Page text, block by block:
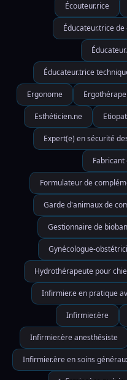
Écouteur.rice
Éducateur.trice
Éducateur.trice
Ergonome
Esthéticien.ne
Expert(e) en sécurité
Fabricant
Formulateur de
Garde d'animaux de
Gestionnaire de
Gynécologue-
Hydrothérapeute pour
Infirmier.e en pratique
Infirmier.ère
Infirmier.ère anesthésiste
Infirmier.ère en soins